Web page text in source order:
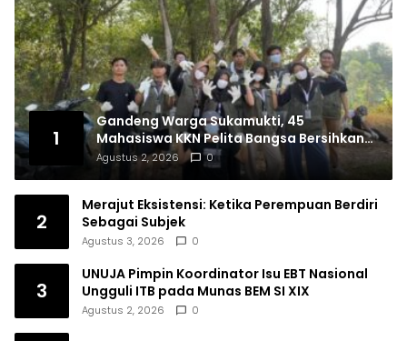
1
Gandeng Warga Sukamukti, 45
Mahasiswa KKN Pelita Bangsa Bersihkan
Drainase Desa
Agustus 2, 2026 0
2
Merajut Eksistensi: Ketika Perempuan Berdiri
Sebagai Subjek
Agustus 3, 2026 0
3
UNUJA Pimpin Koordinator Isu EBT Nasional
Ungguli ITB pada Munas BEM SI XIX
Agustus 2, 2026 0